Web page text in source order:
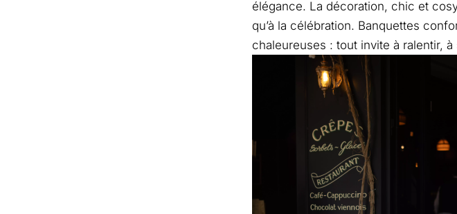
élégance. La décoration, chic et
qu’à la célébration. Banquettes
chaleureuses : tout invite à ralentir, à